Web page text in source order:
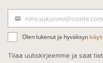
e
b
o
o
ä
h
k
nimi.sukunimi@osoite.com
Olen lukenut ja hyväksyn
Tilaa uutiskirjeemme ja saat